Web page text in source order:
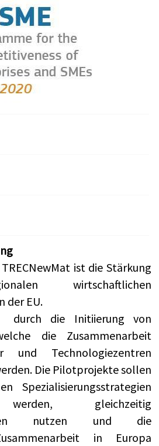
ist die Stärkung
wirtschaftlichen
der EU.
durch die Initiierung von
die Zusammenarbeit
und Technologiezentren
Die Pilotprojekte sollen
Spezialisierungsstrategien
gleichzeitig
nutzen und die
in Europa